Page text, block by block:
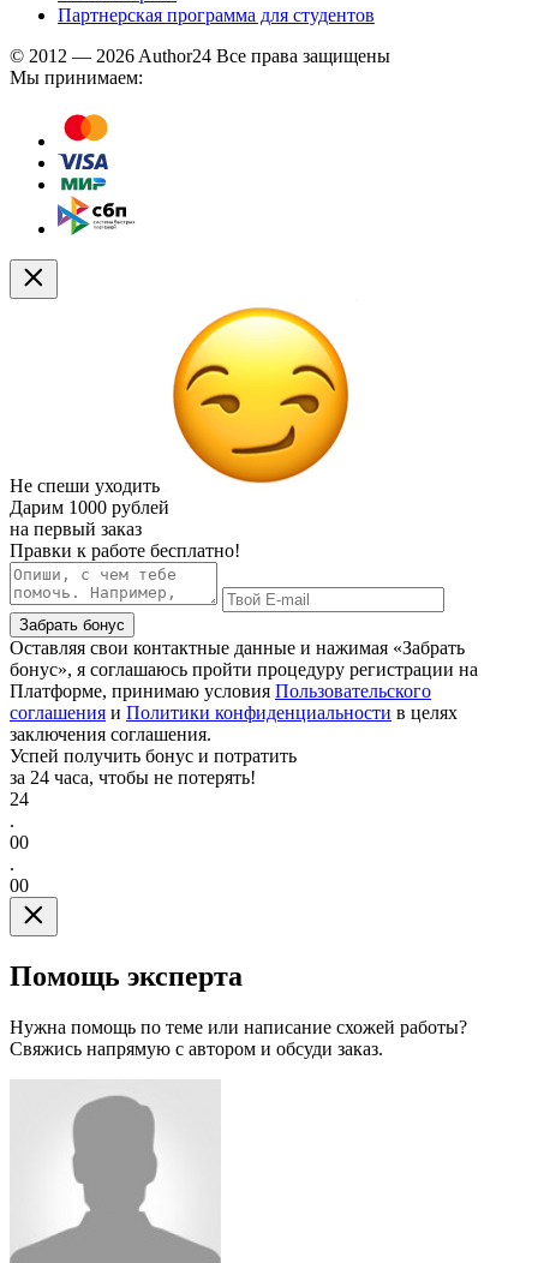
Партнерская программа для студентов
© 2012 — 2026 Author24 Все права защищены
Мы принимаем:
Не спеши уходить
Дарим 1000 рублей
на первый заказ
Правки к работе бесплатно!
Забрать бонус
Оставляя свои контактные данные и нажимая «Забрать
бонус», я соглашаюсь пройти процедуру регистрации на
Платформе, принимаю условия Пользовательского
соглашения и Политики конфиденциальности в целях
заключения соглашения.
Успей получить бонус и потратить
за 24 часа, чтобы не потерять!
24
.
00
.
00
Помощь эксперта
Нужна помощь по теме или написание схожей работы?
Свяжись напрямую с автором и обсуди заказ.